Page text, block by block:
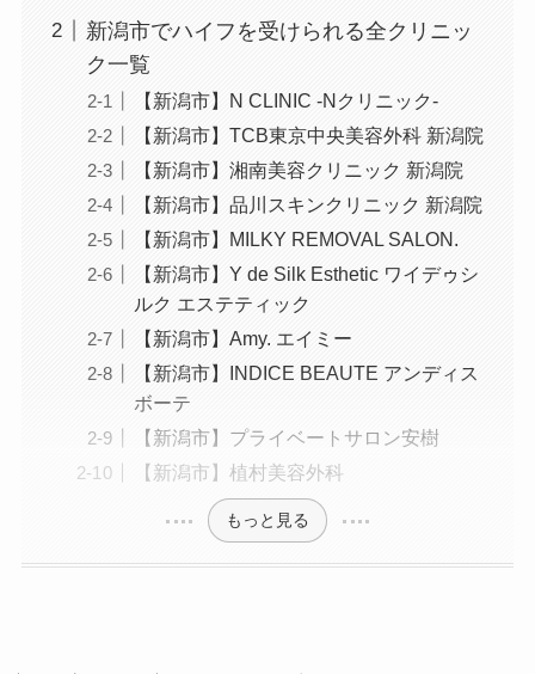
新潟市でハイフを受けられる全クリニッ
ク一覧
【新潟市】N CLINIC -Nクリニック-
【新潟市】TCB東京中央美容外科 新潟院
【新潟市】湘南美容クリニック 新潟院
【新潟市】品川スキンクリニック 新潟院
【新潟市】MILKY REMOVAL SALON.
【新潟市】Y de Silk Esthetic ワイデゥシ
ルク エステティック
【新潟市】Amy. エイミー
【新潟市】INDICE BEAUTE アンディス
ボーテ
【新潟市】プライベートサロン安樹
【新潟市】植村美容外科
もっと見る